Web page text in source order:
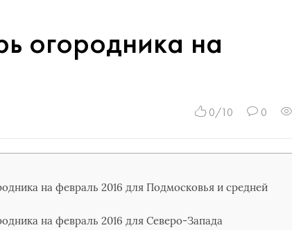
огородника на
0/10 0
на февраль 2016 для Подмосковья и средней
на февраль 2016 для Северо-Запада